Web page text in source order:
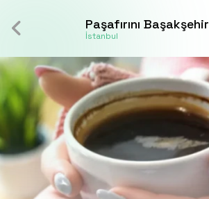
Paşafırını Başakşehir
İstanbul